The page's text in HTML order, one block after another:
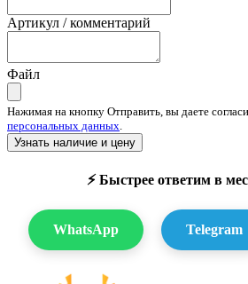
Артикул / комментарий
Файл
Нажимая на кнопку Отправить, вы даете
персональных данных.
Узнать наличие и цену
⚡ Быстрее ответим в
WhatsApp Telegram